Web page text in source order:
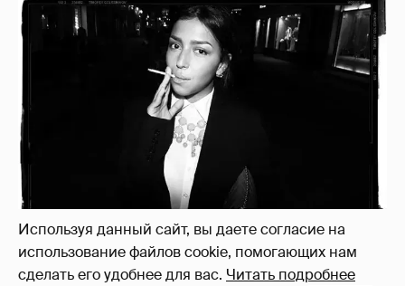
Используя данный сайт, вы даете согласие на
использование файлов cookie, помогающих нам
сделать его удобнее для вас. Читать подробнее
Рублёвские дочки